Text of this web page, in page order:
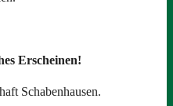
Erscheinen!
Schabenhausen.